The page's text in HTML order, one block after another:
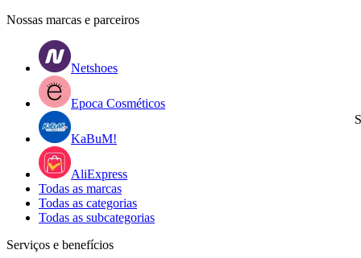
Nossas marcas e parceiros
Netshoes
Epoca Cosméticos
KaBuM!
AliExpress
Todas as marcas
Todas as categorias
Todas as subcategorias
Serviços e benefícios